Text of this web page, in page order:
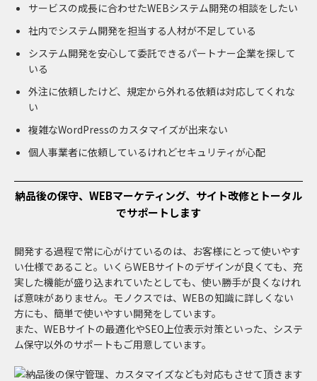
サービスの成長に合わせたWEBシステム開発の相談をしたい
社内でシステム開発を担当する人材が不足している
システム開発を安心して委託できるパートナー企業を探して
いる
外注に依頼したけど、規定から外れる依頼は対応してくれな
い
複雑なWordPressのカスタマイズが出来ない
個人事業者に依頼しているけれどセキュリティが心配
納品後の保守、 WEBマーケティング、サイト改修と トータル
でサポートします
開発する過程で常に心がけているのは、お客様にとって使いやす
い仕様であること。いくらWEBサイトのデザインが良くても、充
実した機能が盛り込まれていたとしても、使い勝手が良くなけれ
ば意味がありません。モノクスでは、WEBの知識に詳しくない
方にも、簡単で使いやすい開発をしています。
また、WEBサイトの最適化やSEO上位表示対策といった、システ
ム保守以外のサポートもご用意しています。